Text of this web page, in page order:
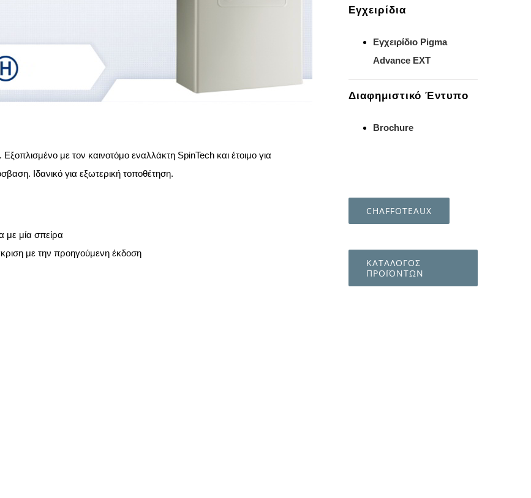
με τον καινοτόμο εναλλάκτη SpinTech και έτοιμο για
Ιδανικό για εξωτερική τοποθέτηση.
με μία σπείρα
με την προηγούμενη έκδοση
Εγχειρίδια
Εγχειρίδιο Pigma
Advance EXT
Διαφημιστικό Έντυπο
Brochure
CHAFFOTEAUX
ΚΑΤΑΛΟΓΟΣ
ΠΡΟΪΟΝΤΩΝ